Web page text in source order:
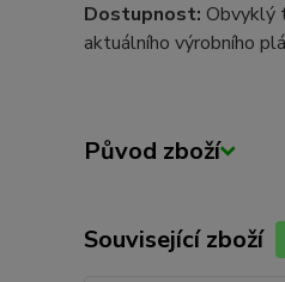
Dostupnost: Obvyklý
aktuálního výrobního
Původ zboží
Související zboží